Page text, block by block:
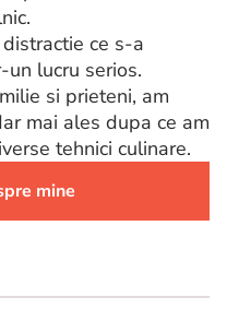
ce s-a
lucru serios.
si prieteni, am
mai ales dupa ce am
tehnici culinare.
mine